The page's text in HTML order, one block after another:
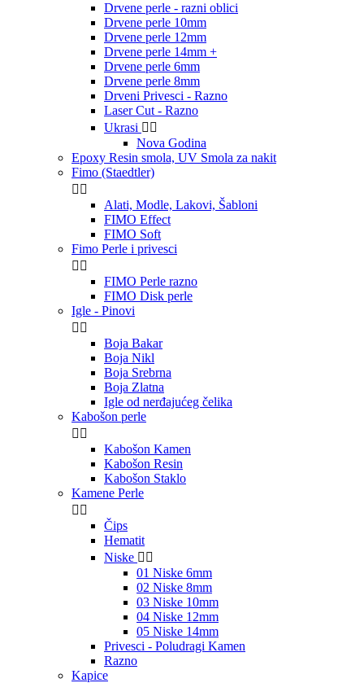
Drvene perle - razni oblici
Drvene perle 10mm
Drvene perle 12mm
Drvene perle 14mm +
Drvene perle 6mm
Drvene perle 8mm
Drveni Privesci - Razno
Laser Cut - Razno
Ukrasi  
Nova Godina
Epoxy Resin smola, UV Smola za nakit
Fimo (Staedtler)
 
Alati, Modle, Lakovi, Šabloni
FIMO Effect
FIMO Soft
Fimo Perle i privesci
 
FIMO Perle razno
FIMO Disk perle
Igle - Pinovi
 
Boja Bakar
Boja Nikl
Boja Srebrna
Boja Zlatna
Igle od nerđajućeg čelika
Kabošon perle
 
Kabošon Kamen
Kabošon Resin
Kabošon Staklo
Kamene Perle
 
Čips
Hematit
Niske  
01 Niske 6mm
02 Niske 8mm
03 Niske 10mm
04 Niske 12mm
05 Niske 14mm
Privesci - Poludragi Kamen
Razno
Kapice